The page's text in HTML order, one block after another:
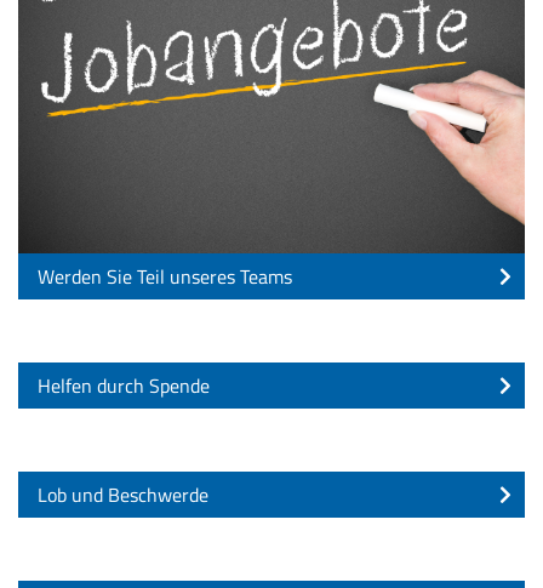
Werden Sie Teil unseres Teams
Helfen durch Spende
Lob und Beschwerde